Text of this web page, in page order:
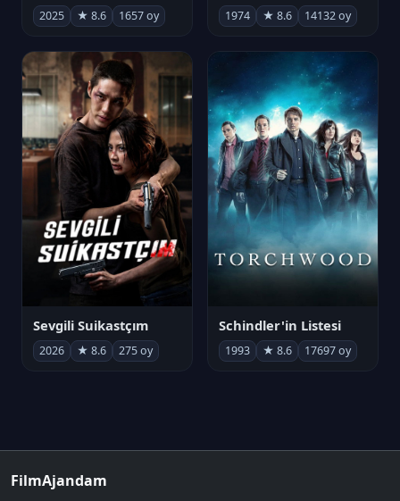
2025 ★ 8.6 1657 oy 1974 ★ 8.6 14132 oy
Sevgili Suikastçım
2026 ★ 8.6 275 oy
Schindler'in Listesi
1993 ★ 8.6 17697 oy
FilmAjandam